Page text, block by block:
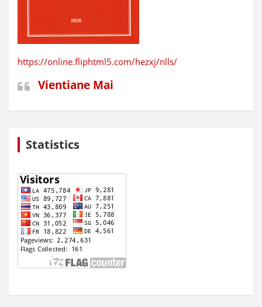
https://online.fliphtml5.com/hezxj/nlls/
Vientiane Mai
Statistics